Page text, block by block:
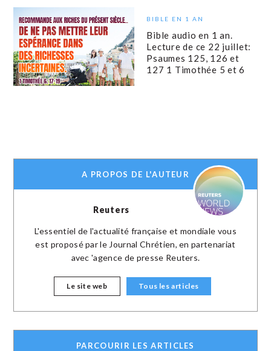
BIBLE EN 1 AN
Bible audio en 1 an.
Lecture de ce 22 juillet:
Psaumes 125, 126 et
127 1 Timothée 5 et 6
A PROPOS DE L'AUTEUR
Reuters
L'essentiel de l'actualité française et mondiale vous
est proposé par le Journal Chrétien, en partenariat
avec 'agence de presse Reuters.
Le site web Tous les articles
PARCOURIR LES ARTICLES